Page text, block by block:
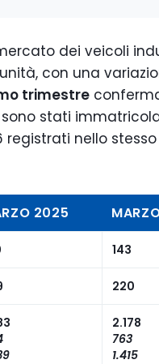
dei veicoli
con una
trimestre
stati
registrati nello
2025
143
220
2.178
763
1.415